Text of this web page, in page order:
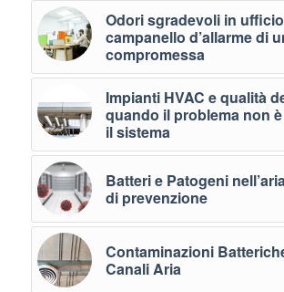
Odori sgradevoli in
campanello d’allarme di
compromessa
Impianti HVAC e qualità
quando il problema non è
il sistema
Batteri e Patogeni
di prevenzione
Contaminazioni
Canali Aria